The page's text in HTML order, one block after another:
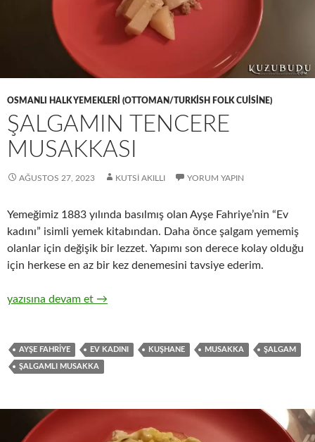
OSMANLI HALK YEMEKLERI (OTTOMAN/TURKISH FOLK CUISINE)
ŞALGAMIN TENCERE
MUSAKKASI
AĞUSTOS 27, 2023 KUTSI AKILLI YORUM YAPIN
Yemeğimiz 1883 yılında basılmış olan Ayşe Fahriye’nin “Ev
kadını” isimli yemek kitabından. Daha önce şalgam yememiş
olanlar için değişik bir lezzet. Yapımı son derece kolay olduğu
için herkese en az bir kez denemesini tavsiye ederim.
ŞALGAMIN TENCERE MUSAKKASI
yazısına devam et →
AYŞE FAHRIYE EV KADINI KUŞHANE MUSAKKA ŞALGAM
ŞALGAMLI MUSAKKA